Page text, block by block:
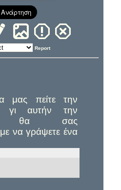
Report
μας πείτε την
αυτήν την
θα σας
να γράψετε ένα